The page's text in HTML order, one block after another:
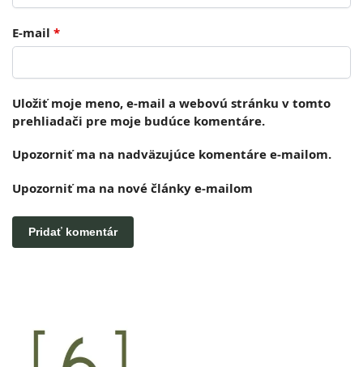
E-mail *
Uložiť moje meno, e-mail a webovú stránku v tomto
prehliadači pre moje budúce komentáre.
Upozorniť ma na nadväzujúce komentáre e-mailom.
Upozorniť ma na nové články e-mailom